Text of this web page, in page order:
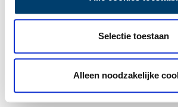
Selectie toestaan
Alleen noodzakelijke